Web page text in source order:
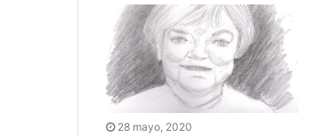
28 mayo, 2020